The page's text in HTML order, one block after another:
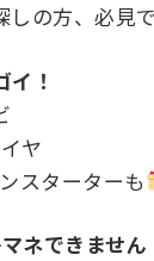
の方、必見
！
ヤ
スターターも
ネできません